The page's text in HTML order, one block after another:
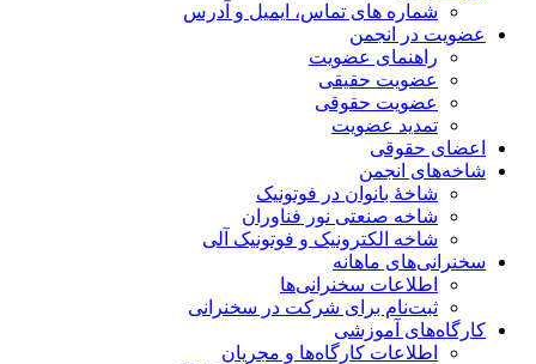
شماره های تماس، ایمیل و آدرس
عضویت در انجمن
راهنمای عضویت
عضویت حقیقی
عضویت حقوقی
تمدید عضویت
اعضای حقوقی
شاخه‌های انجمن
شاخۀ بانوان در فوتونیک
شاخه صنعتی نور فناوران
شاخه‌ الکترونیک و فوتونیک آلی
سخنرانی‌های ماهانه
اطلاعات سخنرانی‌‌ها
ثبت‌نام برای شرکت در سخنرانی
کارگاه‌های آموزشی
اطلاعات کارگاه‌ها و مجریان